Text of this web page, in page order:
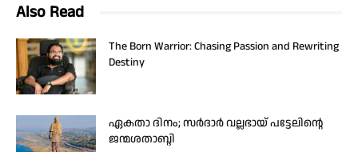
Also Read
The Born Warrior: Chasing Passion and Rewriting
Destiny
ഏകതാ ദിനം; സർദാർ വല്ലഭായ് പട്ടേലിന്റെ
ജന്മശതാബ്ദി